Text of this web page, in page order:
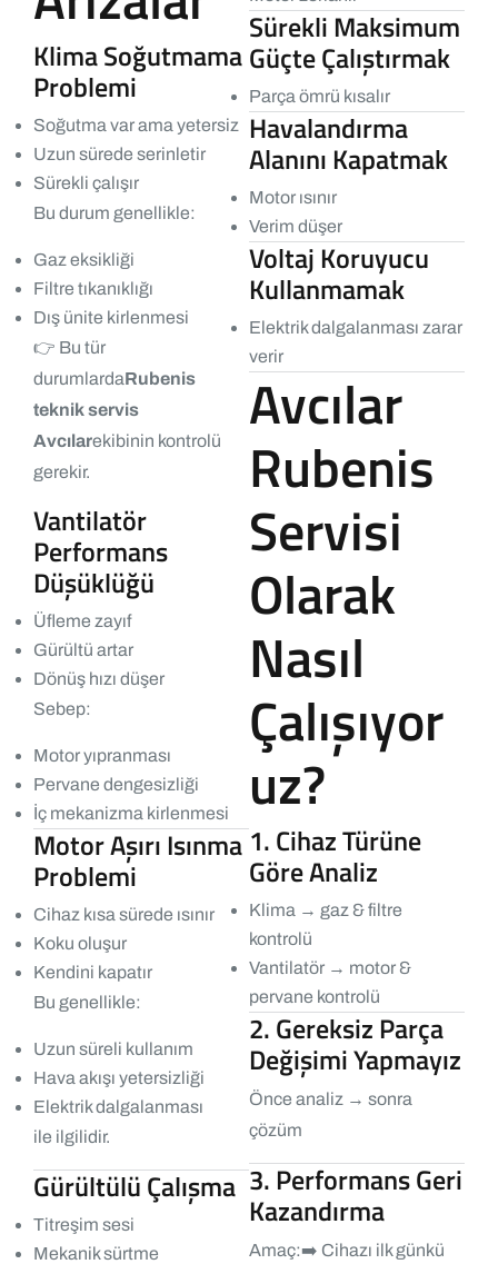
Klima Soğutmama
Problemi
Soğutma var ama yetersiz
Uzun sürede serinletir
Sürekli çalışır
Bu durum genellikle:
Gaz eksikliği
Filtre tıkanıklığı
Dış ünite kirlenmesi
👉 Bu tür
durumlardaRubenis
teknik servis
Avcılarekibinin kontrolü
gerekir.
Vantilatör
Performans
Düşüklüğü
Üfleme zayıf
Gürültü artar
Dönüş hızı düşer
Sebep:
Motor yıpranması
Pervane dengesizliği
İç mekanizma kirlenmesi
Motor Aşırı Isınma
Problemi
Cihaz kısa sürede ısınır
Koku oluşur
Kendini kapatır
Bu genellikle:
Uzun süreli kullanım
Hava akışı yetersizliği
Elektrik dalgalanması
ile ilgilidir.
Gürültülü Çalışma
Titreşim sesi
Mekanik sürtme
Sürekli Maksimum
Güçte Çalıştırmak
Parça ömrü kısalır
Havalandırma
Alanını Kapatmak
Motor ısınır
Verim düşer
Voltaj Koruyucu
Kullanmamak
Elektrik dalgalanması zarar
verir
Avcılar
Rubenis
Servisi
Olarak
Nasıl
Çalışıyor
uz?
1. Cihaz Türüne
Göre Analiz
Klima → gaz & filtre
kontrolü
Vantilatör → motor &
pervane kontrolü
2. Gereksiz Parça
Değişimi Yapmayız
Önce analiz → sonra
çözüm
3. Performans Geri
Kazandırma
Amaç:➡️ Cihazı ilk günkü